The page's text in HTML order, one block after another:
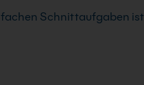
Schnittaufgaben ist